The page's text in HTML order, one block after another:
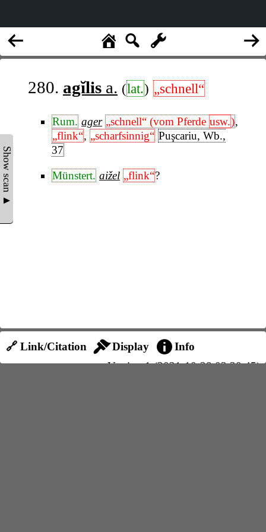
Show scan ▲
280. agĭlis a. (lat.) „schnell“
Rum. ager „schnell“ (vom Pferde usw.),
„flink“, „scharfsinnig“ Puşcariu, Wb.,
37
Münstert. aižel „flink“?
🔗 Link/Citation Display
Info
Version 1 (2021-10-28 03:30:45)